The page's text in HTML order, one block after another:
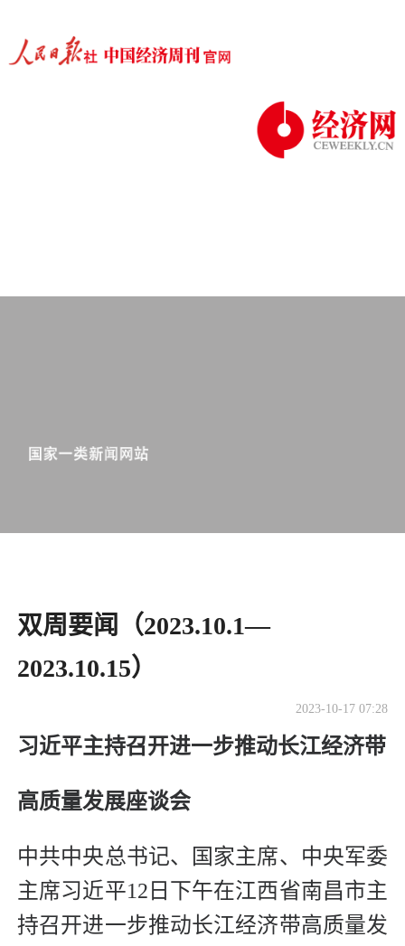
双周要闻（2023.10.1—
2023.10.15）
2023-10-17 07:28
习近平主持召开进一步推动长江经济带
高质量发展座谈会
中共中央总书记、国家主席、中央军委
主席习近平12日下午在江西省南昌市主
持召开进一步推动长江经济带高质量发